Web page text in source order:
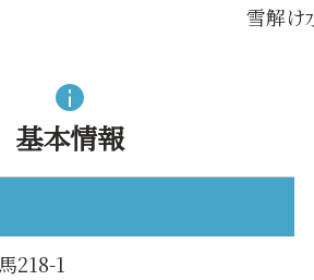
雪解け水で水位が上昇した
基本情報
218-1